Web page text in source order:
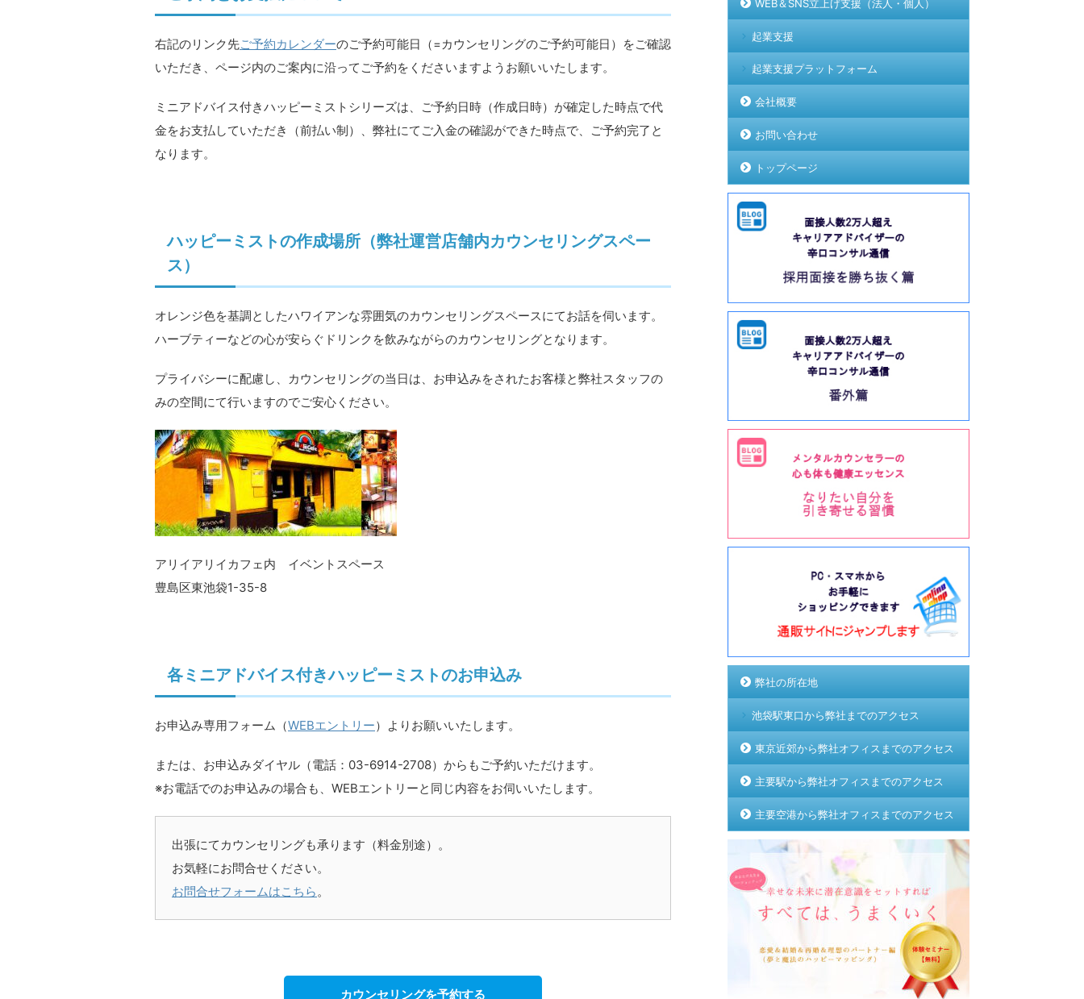
右記のリンク先ご予約カレンダーのご予約可能日（=カウンセリングのご予約可能日）をご確認
いただき、ページ内のご案内に沿ってご予約をくださいますようお願いいたします。
ミニアドバイス付きハッピーミストシリーズは、ご予約日時（作成日時）が確定した時点で代
金をお支払していただき（前払い制）、弊社にてご入金の確認ができた時点で、ご予約完了と
なります。
ハッピーミストの作成場所（弊社運営店舗内カウンセリングスペー
ス）
オレンジ色を基調としたハワイアンな雰囲気のカウンセリングスペースにてお話を伺います。
ハーブティーなどの心が安らぐドリンクを飲みながらのカウンセリングとなります。
プライバシーに配慮し、カウンセリングの当日は、お申込みをされたお客様と弊社スタッフの
みの空間にて行いますのでご安心ください。
アリイアリイカフェ内 イベントスペース
豊島区東池袋1-35-8
各ミニアドバイス付きハッピーミストのお申込み
お申込み専用フォーム（WEBエントリー）よりお願いいたします。
または、お申込みダイヤル（電話：03-6914-2708）からもご予約いただけます。
※お電話でのお申込みの場合も、WEBエントリーと同じ内容をお伺いいたします。
出張にてカウンセリングも承ります（料金別途）。
お気軽にお問合せください。
お問合せフォームはこちら。
カウンセリングを予約する
WEB＆SNS立上げ支援（法人・個人）
起業支援
起業支援プラットフォーム
会社概要
お問い合わせ
トップページ
弊社の所在地
池袋駅東口から弊社までのアクセス
東京近郊から弊社オフィスまでのアクセス
主要駅から弊社オフィスまでのアクセス
主要空港から弊社オフィスまでのアクセス